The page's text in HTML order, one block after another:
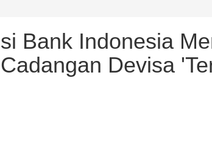
Bank Indonesia
Devisa